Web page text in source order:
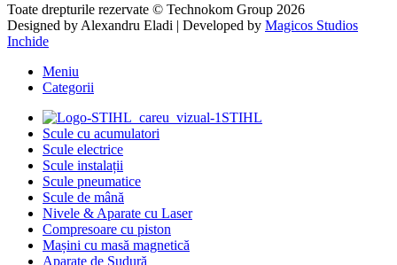
Toate drepturile rezervate © Technokom Group 2026
Designed by Alexandru Eladi | Developed by Magicos Studios
Inchide
Meniu
Categorii
STIHL
Scule cu acumulatori
Scule electrice
Scule instalații
Scule pneumatice
Scule de mână
Nivele & Aparate cu Laser
Compresoare cu piston
Mașini cu masă magnetică
Aparate de Sudură